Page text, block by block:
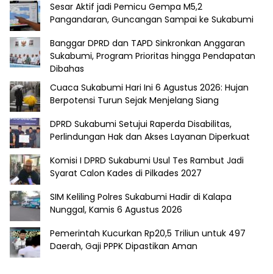
Sesar Aktif jadi Pemicu Gempa M5,2
Pangandaran, Guncangan Sampai ke Sukabumi
Banggar DPRD dan TAPD Sinkronkan Anggaran
Sukabumi, Program Prioritas hingga Pendapatan
Dibahas
Cuaca Sukabumi Hari Ini 6 Agustus 2026: Hujan
Berpotensi Turun Sejak Menjelang Siang
DPRD Sukabumi Setujui Raperda Disabilitas,
Perlindungan Hak dan Akses Layanan Diperkuat
Komisi I DPRD Sukabumi Usul Tes Rambut Jadi
Syarat Calon Kades di Pilkades 2027
SIM Keliling Polres Sukabumi Hadir di Kalapa
Nunggal, Kamis 6 Agustus 2026
Pemerintah Kucurkan Rp20,5 Triliun untuk 497
Daerah, Gaji PPPK Dipastikan Aman